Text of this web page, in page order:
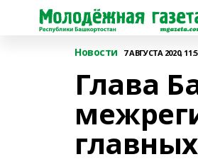
Новости 7 АВГУСТА 2020,
Глава